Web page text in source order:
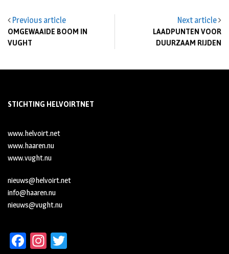
Previous article
OMGEWAAIDE BOOM IN
VUGHT
Next article
LAADPUNTEN VOOR
DUURZAAM RIJDEN
STICHTING HELVOIRTNET
www.helvoirt.net
www.haaren.nu
www.vught.nu
nieuws@helvoirt.net
info@haaren.nu
nieuws@vught.nu
Fa In